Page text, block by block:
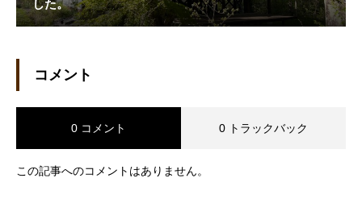
した。
コメント
0 コメント 0 トラックバック
この記事へのコメントはありません。